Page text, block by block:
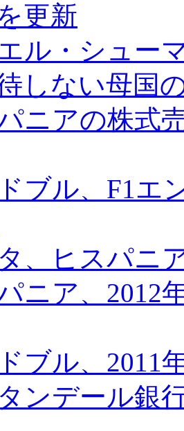
更新
ル・シュー
しない母国
ニアの株式
ブル、F1エ
、ヒスパニ
ニア、2012
ブル、2011
ンデール銀